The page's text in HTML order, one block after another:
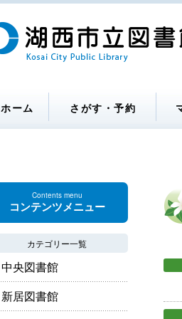
ホーム さがす・予約
Contents menu
コンテンツメニュー
カテゴリー一覧
中央図書館
新居図書館